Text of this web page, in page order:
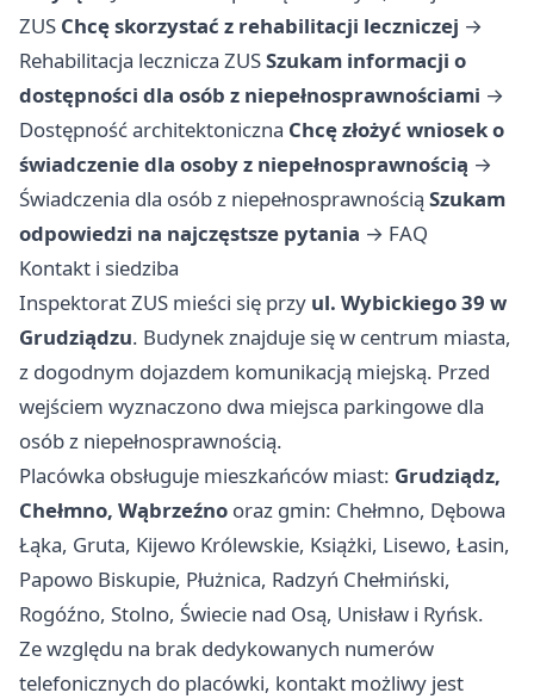
ZUS Chcę skorzystać z rehabilitacji leczniczej →
Rehabilitacja lecznicza ZUSSzukam informacji o
dostępności dla osób z niepełnosprawnościami →
Dostępność architektoniczna Chcę złożyć wniosek o
świadczenie dla osoby z niepełnosprawnością →
Świadczenia dla osób z niepełnosprawnością Szukam
odpowiedzi na najczęstsze pytania → FAQ
Kontakt i siedziba
Inspektorat ZUS mieści się przy ul. Wybickiego 39 w
Grudziądzu. Budynek znajduje się w centrum miasta,
z dogodnym dojazdem komunikacją miejską. Przed
wejściem wyznaczono dwa miejsca parkingowe dla
osób z niepełnosprawnością.
Placówka obsługuje mieszkańców miast: Grudziądz,
Chełmno, Wąbrzeźno oraz gmin: Chełmno, Dębowa
Łąka, Gruta, Kijewo Królewskie, Książki, Lisewo, Łasin,
Papowo Biskupie, Płużnica, Radzyń Chełmiński,
Rogóźno, Stolno, Świecie nad Osą, Unisław i Ryńsk.
Ze względu na brak dedykowanych numerów
telefonicznych do placówki, kontakt możliwy jest